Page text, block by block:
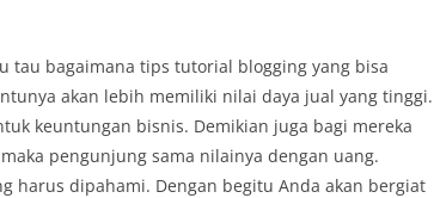
tau bagaimana tips tutorial blogging yang bisa
akan lebih memiliki nilai daya jual yang tinggi.
keuntungan bisnis. Demikian juga bagi mereka
pengunjung sama nilainya dengan uang.
harus dipahami. Dengan begitu Anda akan bergiat